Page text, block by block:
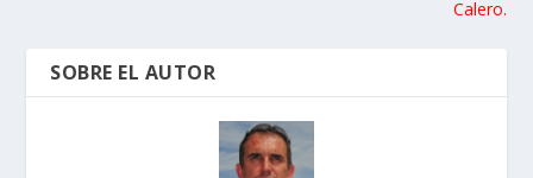
Calero.
SOBRE EL AUTOR